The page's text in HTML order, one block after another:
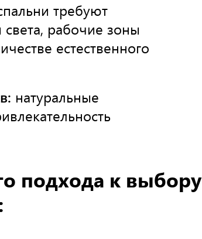
требуют
рабочие зоны
естественного
натуральные
подхода к выбору